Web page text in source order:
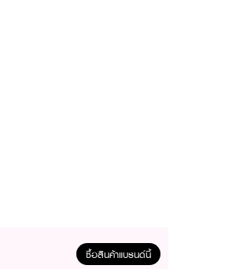
ซื้อสินค้าแบรนด์นี้